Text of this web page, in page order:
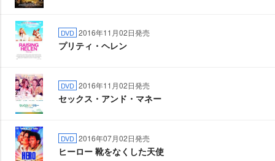
DVD 2016年11月02日発売
プリティ・ヘレン
DVD 2016年11月02日発売
セックス・アンド・マネー
DVD 2016年07月02日発売
ヒーロー 靴をなくした天使